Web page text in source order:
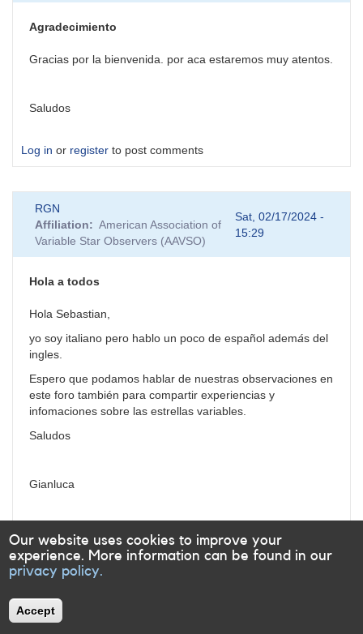
Agradecimiento
Gracias por la bienvenida. por aca estaremos muy atentos.
Saludos
Log in or register to post comments
RGN
Affiliation
American Association of
Variable Star Observers (AAVSO)
Sat, 02/17/2024 -
15:29
Hola a todos
Hola Sebastian,
yo soy italiano pero hablo un poco de español además del
ingles.
Espero que podamos hablar de nuestras observaciones en
este foro también para compartir experiencias y
infomaciones sobre las estrellas variables.
Saludos
Gianluca
Our website uses cookies to improve your
experience. More information can be found in our
privacy policy.
Accept